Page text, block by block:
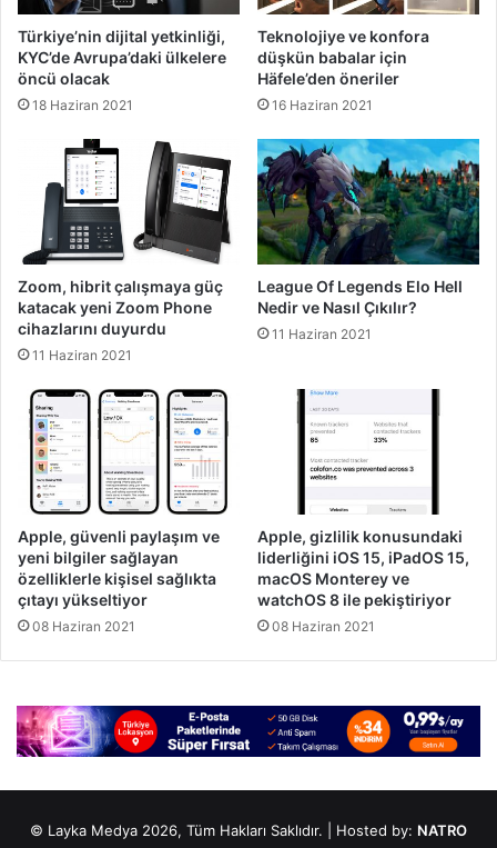
Türkiye’nin dijital yetkinliği,
KYC’de Avrupa’daki ülkelere
öncü olacak
18 Haziran 2021
Teknolojiye ve konfora
düşkün babalar için
Häfele’den öneriler
16 Haziran 2021
Zoom, hibrit çalışmaya güç
katacak yeni Zoom Phone
cihazlarını duyurdu
11 Haziran 2021
League Of Legends Elo Hell
Nedir ve Nasıl Çıkılır?
11 Haziran 2021
Apple, güvenli paylaşım ve
yeni bilgiler sağlayan
özelliklerle kişisel sağlıkta
çıtayı yükseltiyor
08 Haziran 2021
Apple, gizlilik konusundaki
liderliğini iOS 15, iPadOS 15,
macOS Monterey ve
watchOS 8 ile pekiştiriyor
08 Haziran 2021
© Layka Medya 2026, Tüm Hakları Saklıdır. | Hosted by: NATRO